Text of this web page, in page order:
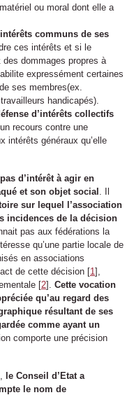
ou moral dont elle a
communs de ses
ces intérêts et si le
dommages propres à
expressément certaines
ses membres(ex.
handicapés).
d’intérêts collectifs
recours contre une
intérêts généraux qu’elle
pas d’intérêt à agir en
et son objet social . Il
sur lequel l’association
incidences de la décision
pas aux fédérations la
qu’une partie locale de
en associations
de cette décision [1] ,
[2] . Cette vocation
qu’au regard des
résultant de ses
comme ayant un
comporte une précision
, le Conseil d’Etat a
le nom de